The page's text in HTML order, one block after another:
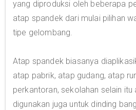
yang diproduksi oleh beberapa
atap spandek dari mulai pilihan
tipe gelombang.
Atap spandek biasanya
atap pabrik, atap gudang, atap
perkantoran, sekolahan selain
digunakan juga untuk dinding